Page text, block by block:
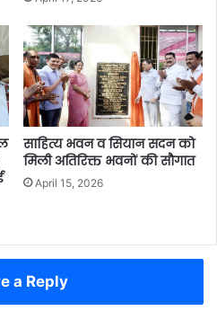
साहित्य भवन व सियान सदन को
मिली अतिरिक्त भवनों की सौगात
April 15, 2026
a Reply